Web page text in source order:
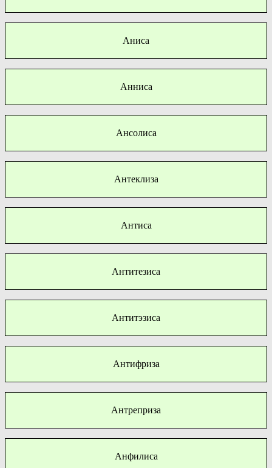
Аниса
Анниса
Ансолиса
Антеклиза
Антиса
Антитезиса
Антитэзиса
Антифриза
Антреприза
Анфилиса